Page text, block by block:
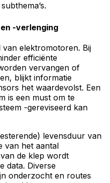
-verlenging
van elektromotoren. Bij
efficiënte
vervangen of
blijkt informatie
het waardevolst. Een
is een must om te
-gereviseerd kan
levensduur van
van het aantal
de klep wordt
data. Diverse
onderzocht en routes